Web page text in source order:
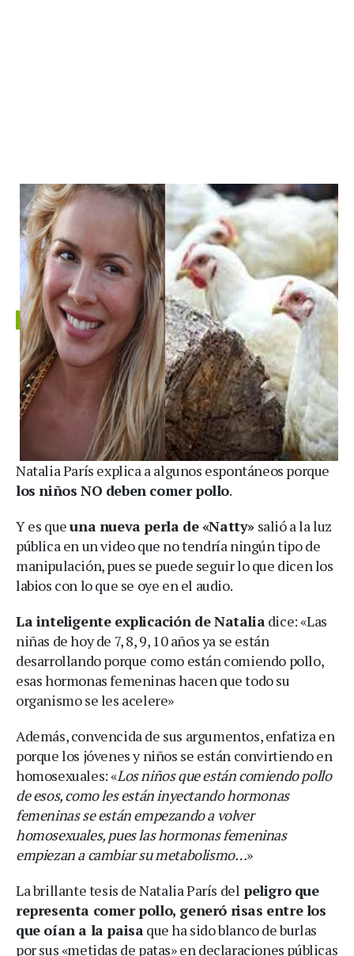
Natalia París explica a algunos espontáneos porque
los niños NO deben comer pollo.
Y es queuna nueva perla de «Natty» salió a la luz
pública en un video que no tendría ningún tipo de
manipulación, pues se puede seguir lo que dicen los
labios con lo que se oye en el audio.
La inteligente explicación de Natalia dice: «Las
niñas de hoy de 7, 8, 9, 10 años ya se están
desarrollando porque como están comiendo pollo,
esas hormonas femeninas hacen que todo su
organismo se les acelere»
Además, convencida de sus argumentos, enfatiza en
porque los jóvenes y niños se están convirtiendo en
homosexuales: «Los niños que están comiendo pollo
de esos, como les están inyectando hormonas
femeninas se están empezando a volver
homosexuales, pues las hormonas femeninas
empiezan a cambiar su metabolismo…»
La brillante tesis de Natalia París del peligro que
representa comer pollo, generó risas entre los
que oían a la paisa que ha sido blanco de burlas
por sus «metidas de patas» en declaraciones públicas